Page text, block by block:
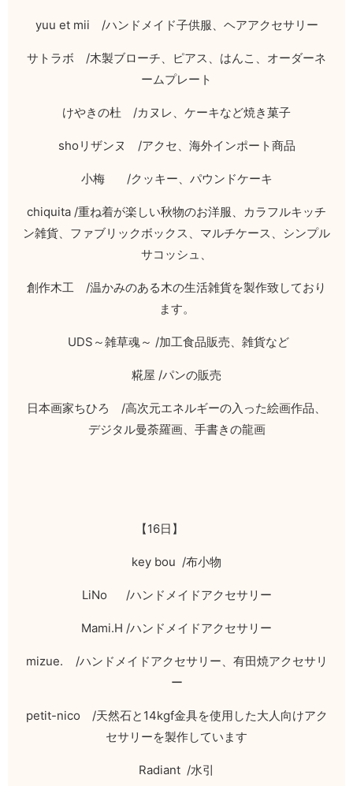
yuu et mii /ハンドメイド子供服、ヘアアクセサリー
サトラボ /木製ブローチ、ピアス、はんこ、オーダーネ
ームプレート
けやきの杜 /カヌレ、ケーキなど焼き菓子
sho リザンヌ /アクセ、海外インポート商品
小梅/クッキー、パウンドケーキ
chiquita /重ね着が楽しい秋物のお洋服、カラフルキッチ
ン雑貨、ファブリックボックス、マルチケース、シンプル
サコッシュ、
創作木工 /温かみのある木の生活雑貨を製作致しており
ます。
UDS ～雑草魂～ /加工食品販売、雑貨など
糀屋 /パンの販売
日本画家ちひろ /高次元エネルギーの入った絵画作品、
デジタル曼荼羅画、手書きの龍画
【16日】
key bou /布小物
LiNo /ハンドメイドアクセサリー
Mami.H /ハンドメイドアクセサリー
mizue. /ハンドメイドアクセサリー、有田焼アクセサリ
ー
petit-nico /天然石と 14kgf金具を使用した大人向けアク
セサリーを製作しています
Radiant /水引